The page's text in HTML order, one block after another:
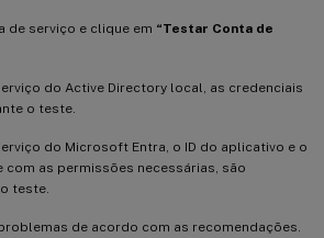
de serviço e clique em “Testar Conta de
do Active Directory local, as credenciais
o teste.
do Microsoft Entra, o ID do aplicativo e o
com as permissões necessárias, são
teste.
de acordo com as recomendações.